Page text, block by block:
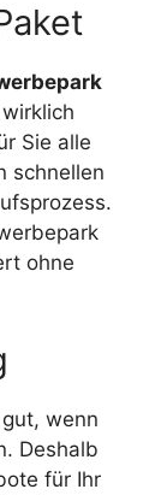
Sie alle
schnellen
ohne
wenn
Deshalb
für Ihr